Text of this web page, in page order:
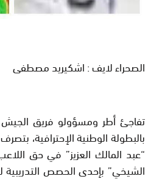
الصحراء لايف : اشكيريد مصطفى
تفاجئ أطر ومسؤولو فريق
بالبطولة الوطنية الإحترافية،
“عبد المالك العزيز” في حق
الشيخي” بإحدى الحصص التدريبية